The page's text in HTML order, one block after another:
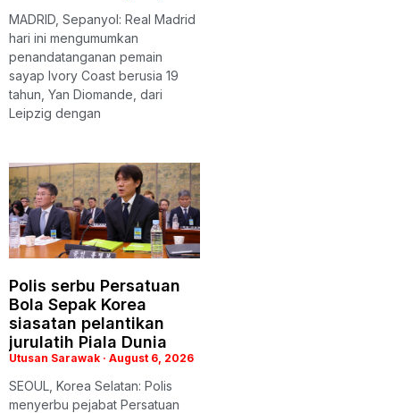
MADRID, Sepanyol: Real Madrid
hari ini mengumumkan
penandatanganan pemain
sayap Ivory Coast berusia 19
tahun, Yan Diomande, dari
Leipzig dengan
Polis serbu Persatuan
Bola Sepak Korea
siasatan pelantikan
jurulatih Piala Dunia
Utusan Sarawak August 6, 2026
SEOUL, Korea Selatan: Polis
menyerbu pejabat Persatuan